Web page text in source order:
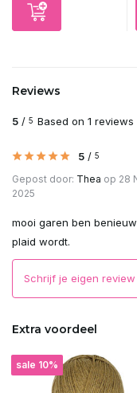
Reviews
5 / 5 Based on 1 reviews
5 / 5
Gepost door: Thea op 28
2025
mooi garen ben
plaid wordt.
Schrijf je eigen review
Extra voordeel
sale 10%